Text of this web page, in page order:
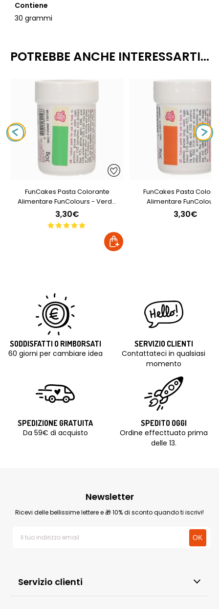
Contiene
30 grammi
POTREBBE ANCHE INTERESSARTI...
FunCakes Pasta Colorante
Alimentare FunColours - Verde
30g
3,30€
FunCakes Pasta
Alimentare
Arancione 30g
3,30€
SODDISFATTI O RIMBORSATI
60 giorni per cambiare idea
SERVIZIO CLIENTI
Contattateci in qualsiasi
momento
SPEDIZIONE GRATUITA
Da 59€ di acquisto
SPEDITO OGGI
Ordine effecttuato prima
delle 13.
Servizio clienti
Newsletter
Ricevi delle bellissime lettere e 🎁 10% di sconto quando ti iscrivi!